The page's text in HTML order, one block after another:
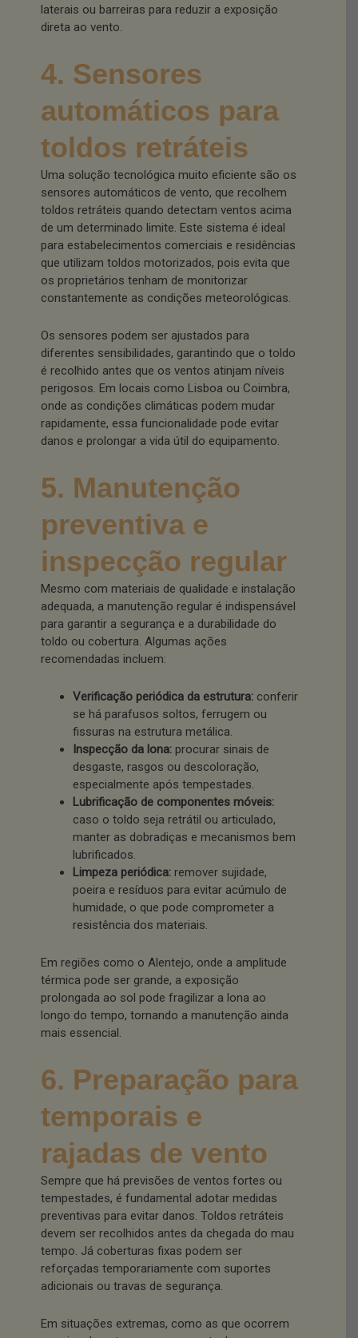
laterais ou barreiras para reduzir a exposição
direta ao vento.
4. Sensores
automáticos para
toldos retráteis
Uma solução tecnológica muito eficiente são os
sensores automáticos de vento, que recolhem
toldos retráteis quando detectam ventos acima
de um determinado limite. Este sistema é ideal
para estabelecimentos comerciais e residências
que utilizam toldos motorizados, pois evita que
os proprietários tenham de monitorizar
constantemente as condições meteorológicas.
Os sensores podem ser ajustados para
diferentes sensibilidades, garantindo que o toldo
é recolhido antes que os ventos atinjam níveis
perigosos. Em locais como Lisboa ou Coimbra,
onde as condições climáticas podem mudar
rapidamente, essa funcionalidade pode evitar
danos e prolongar a vida útil do equipamento.
5. Manutenção
preventiva e
inspecção regular
Mesmo com materiais de qualidade e instalação
adequada, a manutenção regular é indispensável
para garantir a segurança e a durabilidade do
toldo ou cobertura. Algumas ações
recomendadas incluem:
Verificação periódica da estrutura: conferir
se há parafusos soltos, ferrugem ou
fissuras na estrutura metálica.
Inspecção da lona: procurar sinais de
desgaste, rasgos ou descoloração,
especialmente após tempestades.
Lubrificação de componentes móveis:
caso o toldo seja retrátil ou articulado,
manter as dobradiças e mecanismos bem
lubrificados.
Limpeza periódica: remover sujidade,
poeira e resíduos para evitar acúmulo de
humidade, o que pode comprometer a
resistência dos materiais.
Em regiões como o Alentejo, onde a amplitude
térmica pode ser grande, a exposição
prolongada ao sol pode fragilizar a lona ao
longo do tempo, tornando a manutenção ainda
mais essencial.
6. Preparação para
temporais e
rajadas de vento
Sempre que há previsões de ventos fortes ou
tempestades, é fundamental adotar medidas
preventivas para evitar danos. Toldos retráteis
devem ser recolhidos antes da chegada do mau
tempo. Já coberturas fixas podem ser
reforçadas temporariamente com suportes
adicionais ou travas de segurança.
Em situações extremas, como as que ocorrem